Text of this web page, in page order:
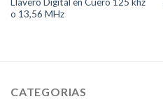
o 13,56 MHz
CATEGORIAS